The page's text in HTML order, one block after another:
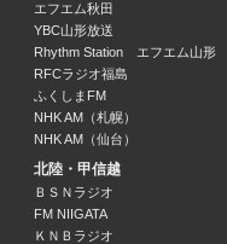
まいどあり～。
09:40 ～ 09:55
ＢＳＮニュース
09:55 ～ 10:00
立石勇生
10:00 ～ 11:00
エフエム秋田
YBC山形放送
Rhythm Station エフエム山形
RFCラジオ福島
ふくしまFM
NHK AM（札幌）
NHK AM（仙台）
北陸・甲信越
ＢＳＮラジオ
FM NIIGATA
ＫＮＢラジオ